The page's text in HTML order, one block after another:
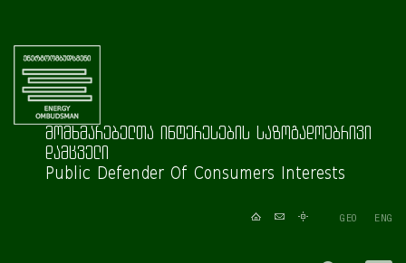
მომხმარებელთა ინტერესების საზოგადოებრივი
დამცველი
Public Defender Of Consumers Interests
GEO ENG